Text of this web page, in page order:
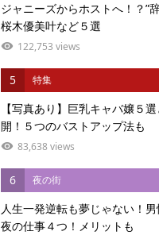
ジャニーズからホストへ！？”
桜木優美叶など５選
122,753 views
5 特集
【写真あり】巨乳キャバ嬢５
開！５つのバストアップ法も
83,638 views
6 夜の街
人生一発逆転も夢じゃない！
夜の仕事４つ！メリットも